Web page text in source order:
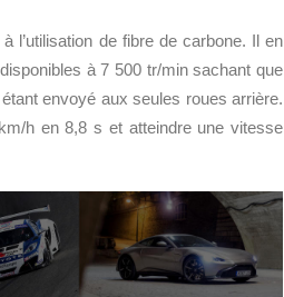
l’utilisation de fibre de carbone. Il en
à 7 500 tr/min sachant que
envoyé aux seules roues arrière.
h en 8,8 s et atteindre une vitesse